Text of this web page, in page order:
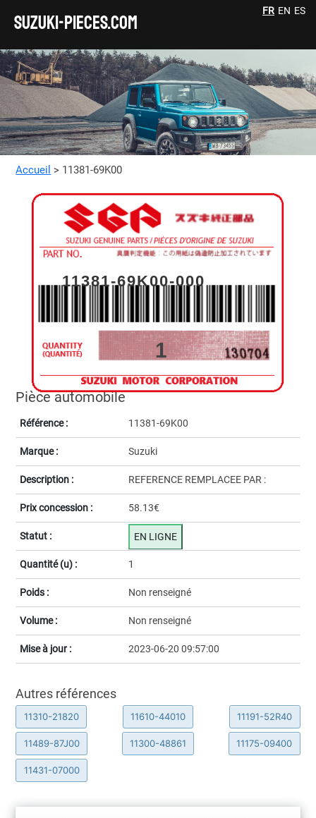
SUZUKI-pieces.com
FR EN ES
Accueil > 11381-69K00
Pièce automobile
Référence : 11381-69K00
Marque : Suzuki
Description : REFERENCE REMPLACEE PAR :
Prix concession : 58.13€
Statut : EN LIGNE
Quantité (u) : 1
Poids : Non renseigné
Volume : Non renseigné
Mise à jour : 2023-06-20 09:57:00
11381-69K00-000
1
Autres références
11310-21820 11610-44010 11191-52R40
11489-87J00 11300-48861 11175-09400
11431-07000